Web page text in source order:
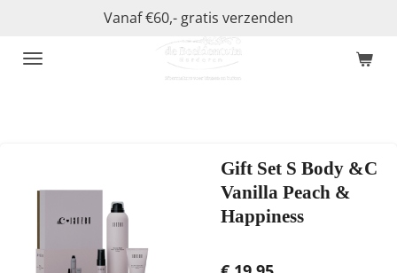
naar
Vanaf €60,- gratis verzenden
Gift Set S Body &C
Vanilla Peach &
Happiness